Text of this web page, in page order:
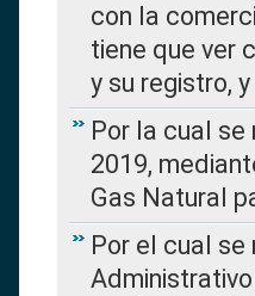
con la
tiene que ver
y su registro,
Por la cual
2019,
Gas Natural
Por el cual